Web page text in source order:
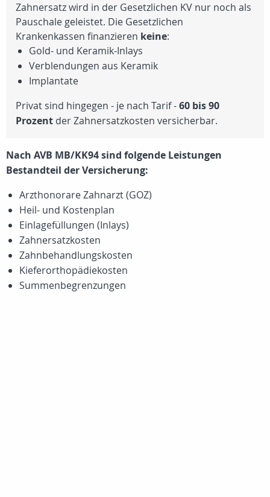
Zahnersatz wird in der Gesetzlichen KV nur noch als
Pauschale geleistet. Die Gesetzlichen
Krankenkassen finanzieren keine:
Gold- und Keramik-Inlays
Verblendungen aus Keramik
Implantate
Privat sind hingegen - je nach Tarif -60 bis 90
Prozent der Zahnersatzkosten versicherbar.
Nach AVB MB/KK94 sind folgende Leistungen
Bestandteil der Versicherung:
Arzthonorare Zahnarzt (GOZ)
Heil- und Kostenplan
Einlagefüllungen (Inlays)
Zahnersatzkosten
Zahnbehandlungskosten
Kieferorthopädiekosten
Summenbegrenzungen